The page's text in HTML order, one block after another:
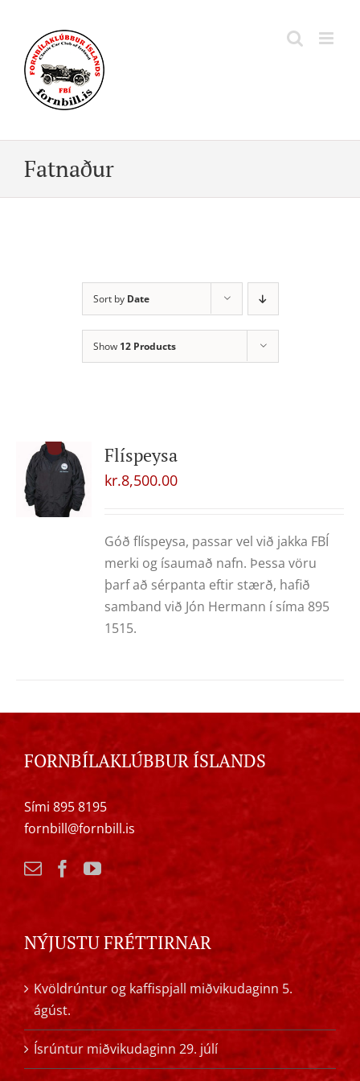
content
Fatnaður
Sort by Date
Show 12 Products
Flíspeysa
kr.8,500.00
Góð flíspeysa, passar vel við jakka FBÍ
merki og ísaumað nafn. Þessa vöru
þarf að sérpanta eftir stærð, hafið
samband við Jón Hermann í síma 895
1515.
FORNBÍLAKLÚBBUR ÍSLANDS
Sími 895 8195
fornbill@fornbill.is
NÝJUSTU FRÉTTIRNAR
Kvöldrúntur og kaffispjall miðvikudaginn 5.
ágúst.
Ísrúntur miðvikudaginn 29. júlí